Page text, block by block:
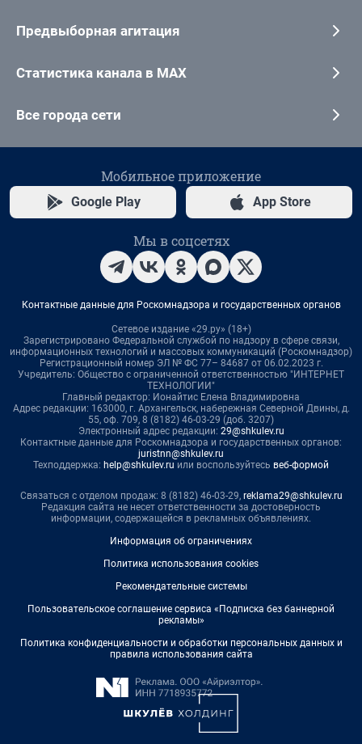
Предвыборная агитация
Статистика канала в MAX
Все города сети
Мобильное приложение
Google Play App Store
Мы в соцсетях
Контактные данные для Роскомнадзора и государственных органов
Сетевое издание «29.ру» (18+)
Зарегистрировано Федеральной службой по надзору в сфере связи,
информационных технологий и массовых коммуникаций (Роскомнадзор)
Регистрационный номер ЭЛ № ФС 77– 84687 от 06.02.2023 г.
Учредитель: Общество с ограниченной ответственностью "ИНТЕРНЕТ
ТЕХНОЛОГИИ"
Главный редактор: Ионайтис Елена Владимировна
Адрес редакции: 163000, г. Архангельск, набережная Северной Двины, д.
55, оф. 709, 8 (8182) 46-03-29 (доб. 3207)
Электронный адрес редакции: 29@shkulev.ru
Контактные данные для Роскомнадзора и государственных органов:
juristnn@shkulev.ru
Техподдержка: help@shkulev.ru или воспользуйтесь веб-формой
Связаться с отделом продаж: 8 (8182) 46-03-29, reklama29@shkulev.ru
Редакция сайта не несет ответственности за достоверность
информации, содержащейся в рекламных объявлениях.
Информация об ограничениях
Политика использования cookies
Рекомендательные системы
Пользовательское соглашение сервиса «Подписка без баннерной
рекламы»
Политика конфиденциальности и обработки персональных данных и
правила использования сайта